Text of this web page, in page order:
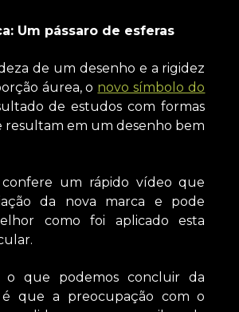
Um pássaro de esferas
de um desenho e a rigidez
áurea, o novo símbolo do
de estudos com formas
resultam em um desenho bem
confere um rápido vídeo que
da nova marca e pode
como foi aplicado esta
o que podemos concluir da
é que a preocupação com o